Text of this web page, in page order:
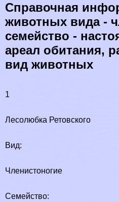
Справочная
животных вида -
семейство -
ареал обитания,
вид животных
1
Лесолюбка Ретовского
Вид:
Члeнистоногие
Семейство: